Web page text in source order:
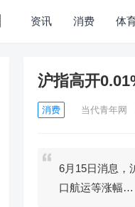
资讯 消费 体
沪指高开
消费 当代青年网
6月15日消息，
口航运等涨幅…